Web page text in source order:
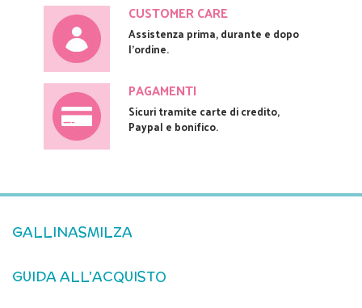
CUSTOMER CARE
Assistenza prima, durante e dopo
l'ordine.
PAGAMENTI
Sicuri tramite carte di credito,
Paypal e bonifico.
GALLINASMILZA
GUIDA ALL'ACQUISTO